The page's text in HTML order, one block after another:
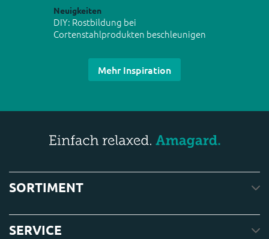
Neuigkeiten
DIY: Rostbildung bei
Cortenstahlprodukten beschleunigen
Mehr Inspiration
SORTIMENT
SERVICE